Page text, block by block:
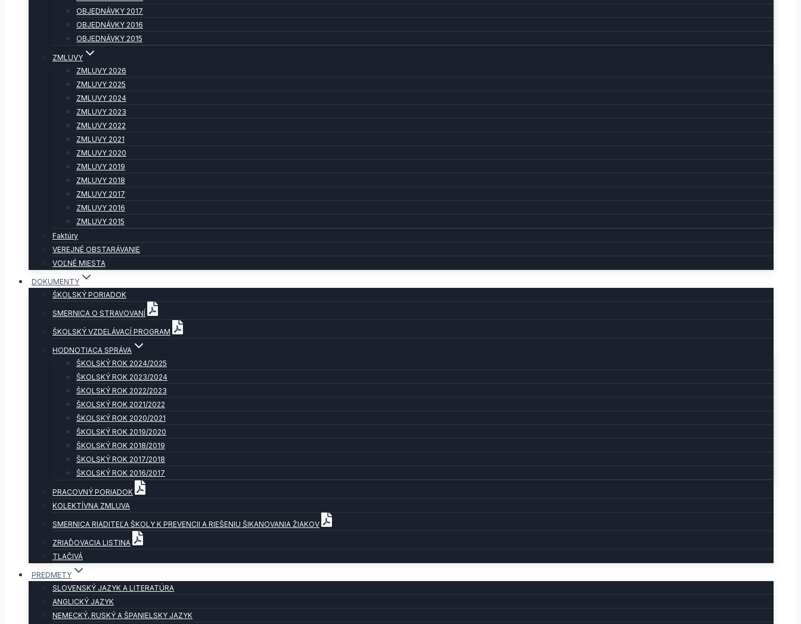
OBJEDNÁVKY 2017
OBJEDNÁVKY 2016
OBJEDNÁVKY 2015
ZMLUVY
ZMLUVY 2026
ZMLUVY 2025
ZMLUVY 2024
ZMLUVY 2023
ZMLUVY 2022
ZMLUVY 2021
ZMLUVY 2020
ZMLUVY 2019
ZMLUVY 2018
ZMLUVY 2017
ZMLUVY 2016
ZMLUVY 2015
Faktúry
VEREJNÉ OBSTARÁVANIE
VOĽNÉ MIESTA
DOKUMENTY
ŠKOLSKÝ PORIADOK
SMERNICA O STRAVOVANÍ
ŠKOLSKÝ VZDELÁVACÍ PROGRAM
HODNOTIACA SPRÁVA
ŠKOLSKÝ ROK 2024/2025
ŠKOLSKÝ ROK 2023/2024
ŠKOLSKÝ ROK 2022/2023
ŠKOLSKÝ ROK 2021/2022
ŠKOLSKÝ ROK 2020/2021
ŠKOLSKÝ ROK 2019/2020
ŠKOLSKÝ ROK 2018/2019
ŠKOLSKÝ ROK 2017/2018
ŠKOLSKÝ ROK 2016/2017
PRACOVNÝ PORIADOK
KOLEKTÍVNA ZMLUVA
SMERNICA RIADITEĽA ŠKOLY K PREVENCII A RIEŠENIU ŠIKANOVANIA ŽIAKOV
ZRIAĎOVACIA LISTINA
TLAČIVÁ
PREDMETY
SLOVENSKÝ JAZYK A LITERATÚRA
ANGLICKÝ JAZYK
NEMECKÝ, RUSKÝ A ŠPANIELSKY JAZYK